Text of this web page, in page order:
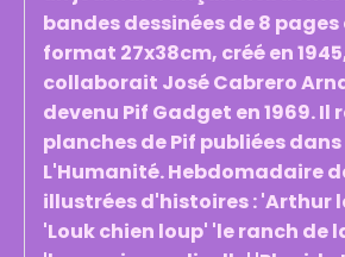
bandes dessinées de 8
format 27x38cm, créé en
collaborait José Cabrero
devenu Pif Gadget en 1969. Il
planches de Pif publiées
L'Humanité. Hebdomadaire
illustrées d'histoires : 'Arthur
'Louk chien loup' 'le ranch de